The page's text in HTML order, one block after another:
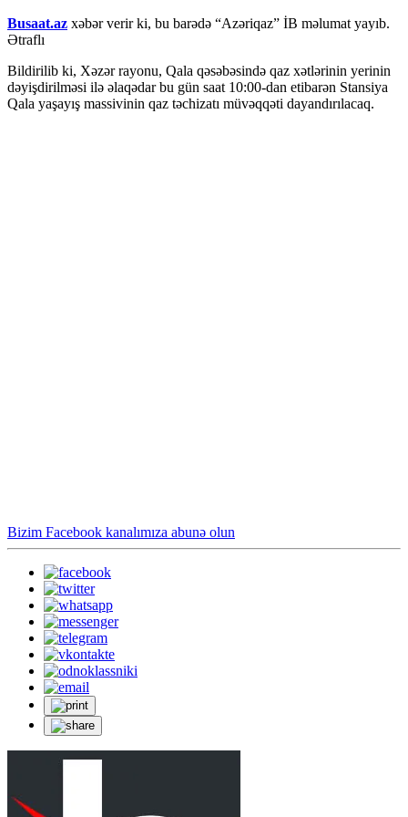
Busaat.az xəbər verir ki, bu barədə “Azəriqaz” İB məlumat yayıb.
Ətraflı
Bildirilib ki, Xəzər rayonu, Qala qəsəbəsində qaz xətlərinin yerinin
dəyişdirilməsi ilə əlaqədar bu gün saat 10:00-dan etibarən Stansiya
Qala yaşayış massivinin qaz təchizatı müvəqqəti dayandırılacaq.
Bizim Facebook kanalımıza abunə olun